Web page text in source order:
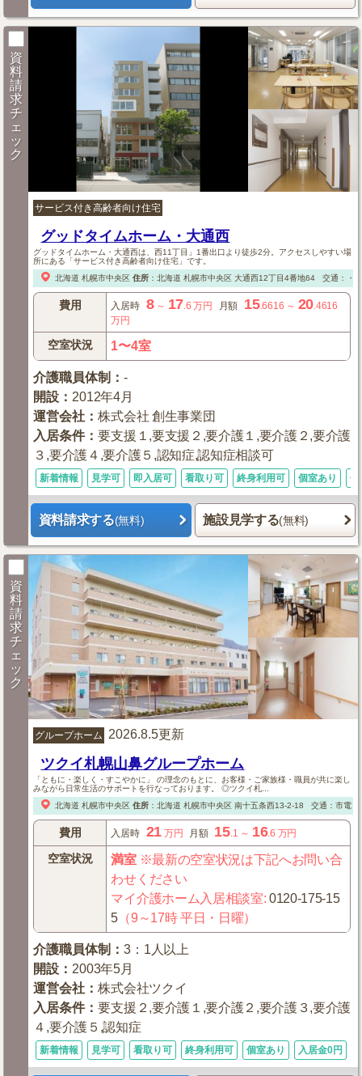
資
料
請
求
チ
ェ
ッ
ク
サービス付き高齢者向け住宅
グッドタイムホーム・大通西
グッドタイムホーム・大通西は、西11丁目」1番出口より徒歩2分。アクセスしやすい場
所にある「サービス付き高齢者向け住宅」です。
北海道 札幌市中央区 住所： 北海道 札幌市中央区大通西12丁目4番地64 交通：・
費用 入居時 8～ 17.6 万円 月額 15.6616 ～ 20.4616
万円
空室状況 1〜4室
介護職員体制 ：-
開設 ： 2012年4月
運営会社 ：株式会社 創生事業団
入居条件：要支援１,要支援２,要介護１,要介護２,要介護
３,要介護４,要介護５,認知症,認知症相談可
新着情報 見学可 即入居可 看取り可 終身利用可 個室あり 体
資料請求する(無料) 施設見学する(無料)
資
料
請
求
チ
ェ
ッ
ク
グループホーム 2026.8.5更新
ツクイ札幌山鼻グループホーム
「ともに・楽しく・すこやかに」 の理念のもとに、お客様・ご家族様・職員が共に楽し
みながら日常生活のサポートを行なっております。 ◎ツクイ札...
北海道 札幌市中央区 住所： 北海道 札幌市中央区南十五条西13-2-18 交通：市電「
費用 入居時 21 万円 月額 15.1 ～ 16.6 万円
空室状況 満室※最新の空室状況は下記へお問い合
わせください
マイ介護ホーム入居相談室:0120-175-15
5 （9～17時 平日・日曜）
介護職員体制 ：3：1人以上
開設 ： 2003年5月
運営会社 ：株式会社ツクイ
入居条件：要支援２,要介護１,要介護２,要介護３,要介護
４,要介護５,認知症
新着情報 見学可 看取り可 終身利用可 個室あり 入居金0円